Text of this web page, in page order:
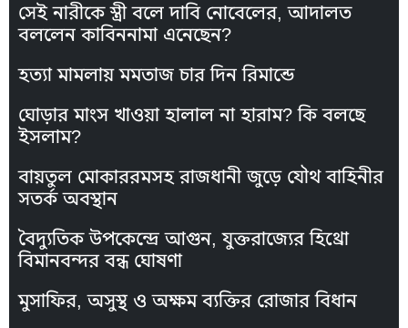
সেই নারীকে স্ত্রী বলে দাবি নোবেলের, আদালত
বললেন কাবিননামা এনেছেন?
হত্যা মামলায় মমতাজ চার দিন রিমান্ডে
ঘোড়ার মাংস খাওয়া হালাল না হারাম? কি বলছে
ইসলাম?
বায়তুল মোকাররমসহ রাজধানী জুড়ে যৌথ বাহিনীর
সতর্ক অবস্থান
বৈদ্যুতিক উপকেন্দ্রে আগুন, যুক্তরাজ্যের হিথ্রো
বিমানবন্দর বন্ধ ঘোষণা
মুসাফির, অসুস্থ ও অক্ষম ব্যক্তির রোজার বিধান